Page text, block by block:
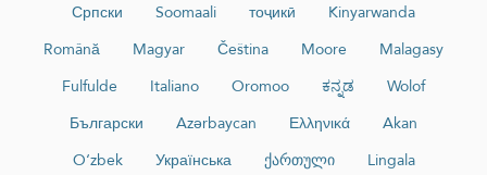
Српски
Soomaali тоҷикӣ
Kinyarwanda
Română
Magyar Čeština Moore
Malagasy
Fulfulde
Italiano Oromoo ಕನ್ನಡ
Wolof
Български
Azərbaycan Ελληνικά
Akan
O‘zbek
Українська ქართული
Lingala